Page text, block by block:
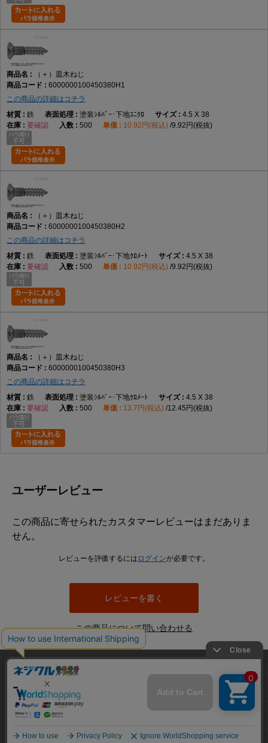
この商品について問い合わせる
（＋）皿木ねじ
6000000100450380H1
この商品の詳細はコチラ
鉄
塗装ｼﾙﾊﾞｰ･下地ﾕﾆｸﾛ
4.5 X 38
要確認
500 10.92円(税込) 9.92円(税抜)
（＋）皿木ねじ
6000000100450380H2
この商品の詳細はコチラ
鉄
塗装ｼﾙﾊﾞｰ･下地ｸﾛﾒｰﾄ
4.5 X 38
要確認
500 10.92円(税込) 9.92円(税抜)
（＋）皿木ねじ
6000000100450380H3
この商品の詳細はコチラ
鉄
塗装ｼﾙﾊﾞｰ･下地ｸﾛﾒｰﾄ
4.5 X 38
要確認
500 13.7円(税込) 12.45円(税抜)
ユーザーレビュー
この商品に寄せられたカスタマーレビューはまだありま
せん。
レビューを評価するには ログインが必要です。
レビューを書く
利用規約
プライバシーポリシー
特定商取引法に基づく表示
当サイトでは利用体験の向上およびコンテンツの最適な提供、ト
ラフィックの分析を目的としてCookieを使用しています。
サイトの閲覧を継続された場合、Cookieの利用に同意したことも
のといたします。
詳細については
承諾する